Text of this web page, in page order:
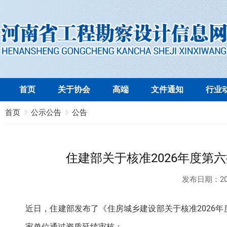
首页 关于协会 高端 文件通知 行业
首页 公示公告 公告
住建部关于核准2026年度第
发布日期：
近日，住建部发布了《住房城乡建设部关于核准2026